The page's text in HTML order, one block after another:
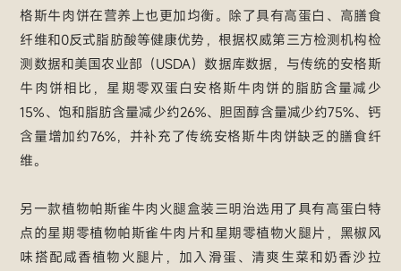
格斯牛肉饼在营养上也更加均衡。除了具有高蛋白、高膳食
纤维和0反式脂肪酸等健康优势，根据权威第三方检测机构检
测数据和美国农业部（USDA）数据库数据，与传统的安格斯
牛肉饼相比，星期零双蛋白安格斯牛肉饼的脂肪含量减少
15%、饱和脂肪含量减少约26%、胆固醇含量减少约75%、钙
含量增加约76%，并补充了传统安格斯牛肉饼缺乏的膳食纤
维。
另一款植物帕斯雀牛肉火腿盒装三明治选用了具有高蛋白特
点的星期零植物帕斯雀牛肉片和星期零植物火腿片，黑椒风
味搭配咸香植物火腿片，加入滑蛋、清爽生菜和奶香沙拉